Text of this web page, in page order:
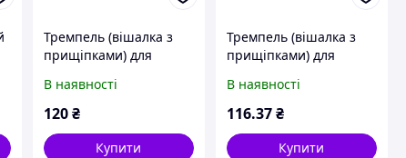
Тремпель (вішалка з
прищіпками) для
В наявності
120 ₴
Купити
Тремпель (вішалка з
прищіпками) для
В наявності
116.37₴
Купити